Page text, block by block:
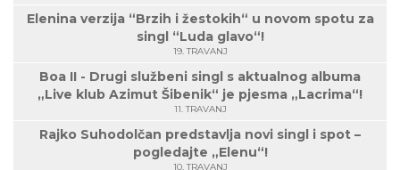
Elenina verzija “Brzih i žestokih“ u novom spotu za
singl “Luda glavo“!
19. TRAVANJ
Boa II - Drugi službeni singl s aktualnog albuma
„Live klub Azimut Šibenik“ je pjesma „Lacrima“!
11. TRAVANJ
Rajko Suhodolčan predstavlja novi singl i spot –
pogledajte „Elenu“!
10. TRAVANJ